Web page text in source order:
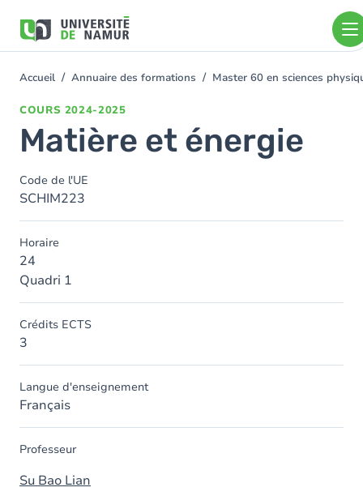
contenu
You
Accueil Annuaire des formations Master 60 en sciences
COURS 2024-2025
Matière et énergie
Code de l'UE
SCHIM223
Horaire
24
Quadri 1
Crédits ECTS
3
Langue d'enseignement
Français
Professeur
Su Bao Lian